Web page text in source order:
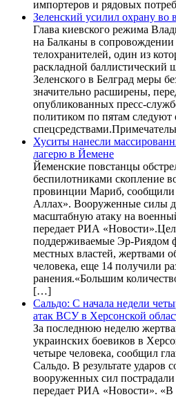
импортеров и рядовых
Зеленский усилил охрану во
Глава киевского режима
на Балканы в
телохранителей, один из
раскладной баллистический
Зеленского в Белград меры
значительно расширены,
опубликованных пресс-
политиком по пятам
Хуситы нанесли
лагерю в Йемене
Йеменские повстанцы
беспилотниками скопление
провинции Мариб,
Аллах». Вооруженные силы
масштабную атаку на
передает РИА
поддерживаемые Эр-Риядом
местных властей, жертвами
человека, еще 14 получили
ранения.«Большим
[…]
Сальдо: С начала недели
атак ВСУ в Херсонской
За последнюю неделю
украинских боевиков в
четыре человека, сообщил
Сальдо. В результате ударов
вооруженных сил
передает РИА «Новости». «В